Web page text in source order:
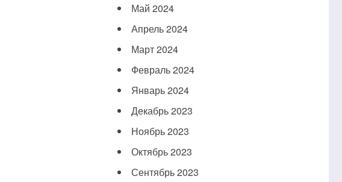
Май 2024
Апрель 2024
Март 2024
Февраль 2024
Январь 2024
Декабрь 2023
Ноябрь 2023
Октябрь 2023
Сентябрь 2023